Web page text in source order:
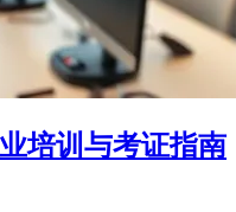
培训与考证指南